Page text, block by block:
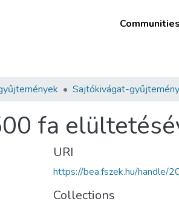
Sajtókivágat-gyűjtemény
fa
URI
https://bea.fszek.hu/
Collections